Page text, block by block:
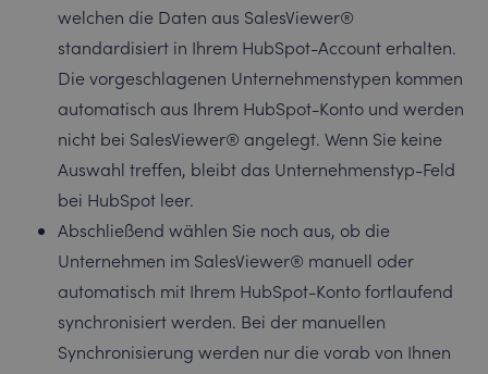
welchen die Daten aus SalesViewer®
standardisiert in Ihrem HubSpot-Account erhalten.
Die vorgeschlagenen Unternehmenstypen kommen
automatisch aus Ihrem HubSpot-Konto und werden
nicht bei SalesViewer® angelegt. Wenn Sie keine
Auswahl treffen, bleibt das Unternehmenstyp-Feld
bei HubSpot leer.
Abschließend wählen Sie noch aus, ob die
Unternehmen im SalesViewer® manuell oder
automatisch mit Ihrem HubSpot-Konto fortlaufend
synchronisiert werden. Bei der manuellen
Synchronisierung werden nur die vorab von Ihnen